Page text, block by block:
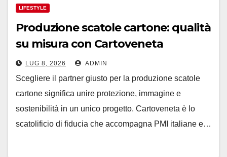
LIFESTYLE
Produzione scatole cartone: qualità
su misura con Cartoveneta
LUG 8, 2026 ADMIN
Scegliere il partner giusto per la produzione scatole
cartone significa unire protezione, immagine e
sostenibilità in un unico progetto. Cartoveneta è lo
scatolificio di fiducia che accompagna PMI italiane e…